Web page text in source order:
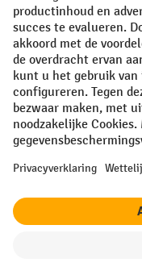
Privacyverklaring
All prices excl. VAT plus
if not stated otherwise.
¹ De korting is geldig
toepassing op speciale
procentuele kortingen of
nieuwsbrief. De voucher is
korting varieert per
pallettrucks, elektrische
worden gecombineerd